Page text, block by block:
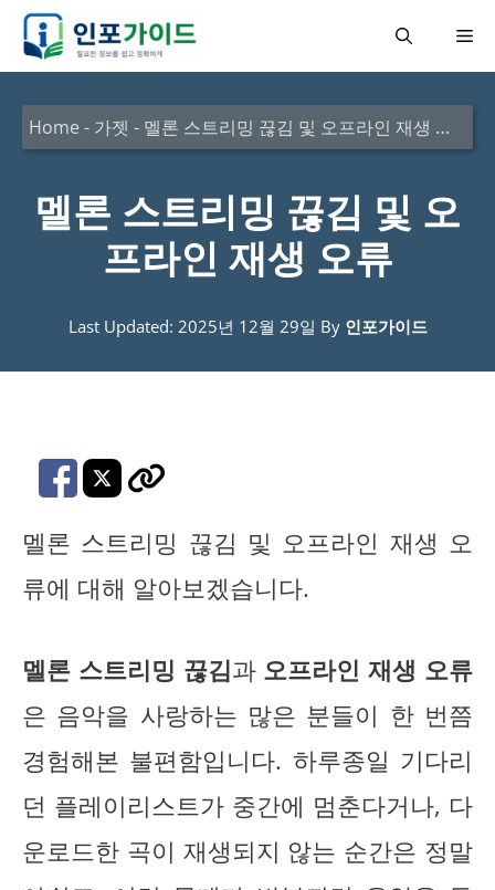
메
Home - 가젯 - 멜론 스트리밍 끊김 및 오프라인 재생 오류
멜론 스트리밍 끊김 및 오
프라인 재생 오류
Last Updated: 2025년 12월 29일 By 인포가이드
멜론 스트리밍 끊김 및 오프라인 재생 오
류에 대해 알아보겠습니다.
멜론 스트리밍 끊김과 오프라인 재생 오류
은 음악을 사랑하는 많은 분들이 한 번쯤
경험해본 불편함입니다. 하루종일 기다리
던 플레이리스트가 중간에 멈춘다거나, 다
운로드한 곡이 재생되지 않는 순간은 정말